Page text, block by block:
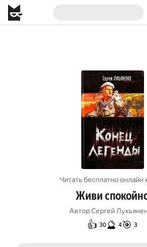
Читать бесплатно онлайн
Живи
АвторСергей
👍 30🔮 4🎯 3